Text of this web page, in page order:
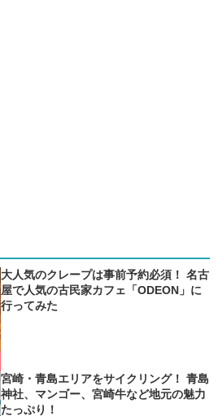
大人気のクレープは事前予約必須！ 名古
屋で人気の古民家カフェ「ODEON」に
行ってみた
宮崎・青島エリアをサイクリング！ 青島
神社、マンゴー、宮崎牛など地元の魅力
たっぷり！